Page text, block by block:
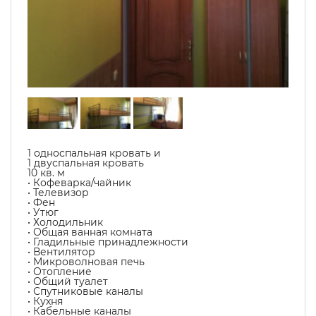
1 односпальная кровать и
1 двуспальная кровать
10 кв. м
• Кофеварка/чайник
• Телевизор
• Фен
• Утюг
• Холодильник
• Общая ванная комната
• Гладильные принадлежности
• Вентилятор
• Микроволновая печь
• Отопление
• Общий туалет
• Спутниковые каналы
• Кухня
• Кабельные каналы